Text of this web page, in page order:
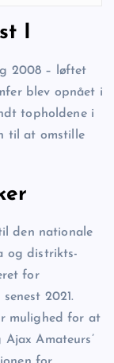
I
2008 – løftet
blev opnået i
topholdene i
til at omstille
den nationale
og distrikts­
for
2021.
mulighed for at
Amateurs’